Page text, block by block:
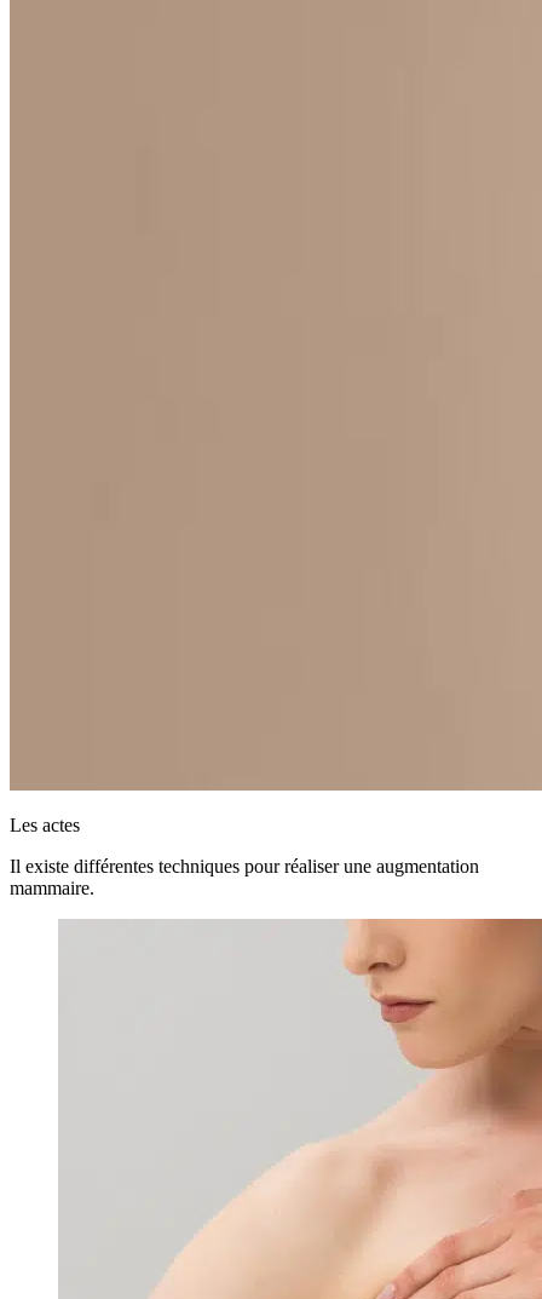
Les actes
Il existe différentes techniques pour réaliser une augmentation
mammaire.